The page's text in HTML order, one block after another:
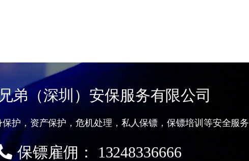
弟（深圳）安保服务有限公司
护，资产保护，危机处理，私人保镖，保镖培训等安全服务
保镖雇佣： 13248336666